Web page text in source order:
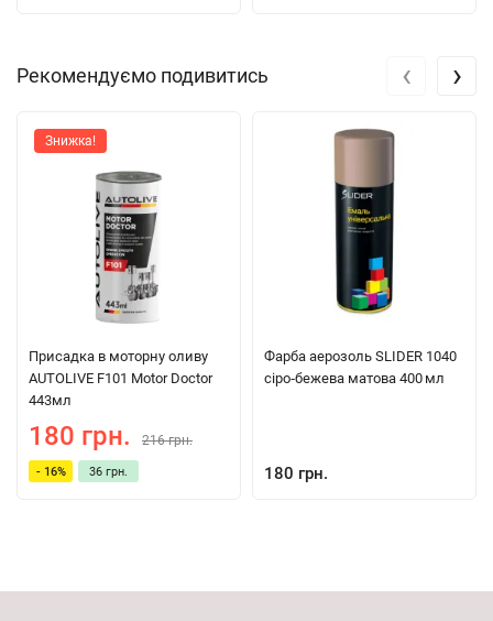
Рекомендуємо подивитись
Знижка!
Присадка в моторну оливу
AUTOLIVE F101 Motor Doctor
443мл
180 грн. 216 грн.
- 16% 36 грн.
Фарба аерозоль SLIDER 1040
сіро‑бежева матова 400 мл
180 грн.
‹ ›